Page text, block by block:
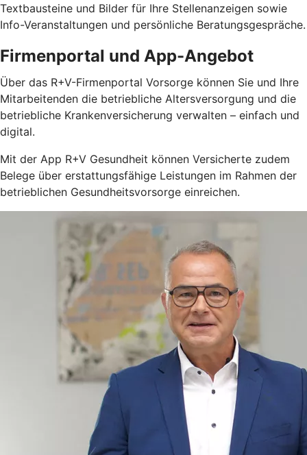
Textbausteine und Bilder für Ihre Stellenanzeigen sowie
Info-Veranstaltungen und persönliche Beratungsgespräche.
Firmenportal und App-Angebot
Über das R+V-Firmenportal Vorsorge können Sie und Ihre
Mitarbeitenden die betriebliche Altersversorgung und die
betriebliche Krankenversicherung verwalten – einfach und
digital.
Mit der App R+V Gesundheit können Versicherte zudem
Belege über erstattungsfähige Leistungen im Rahmen der
betrieblichen Gesundheitsvorsorge einreichen.